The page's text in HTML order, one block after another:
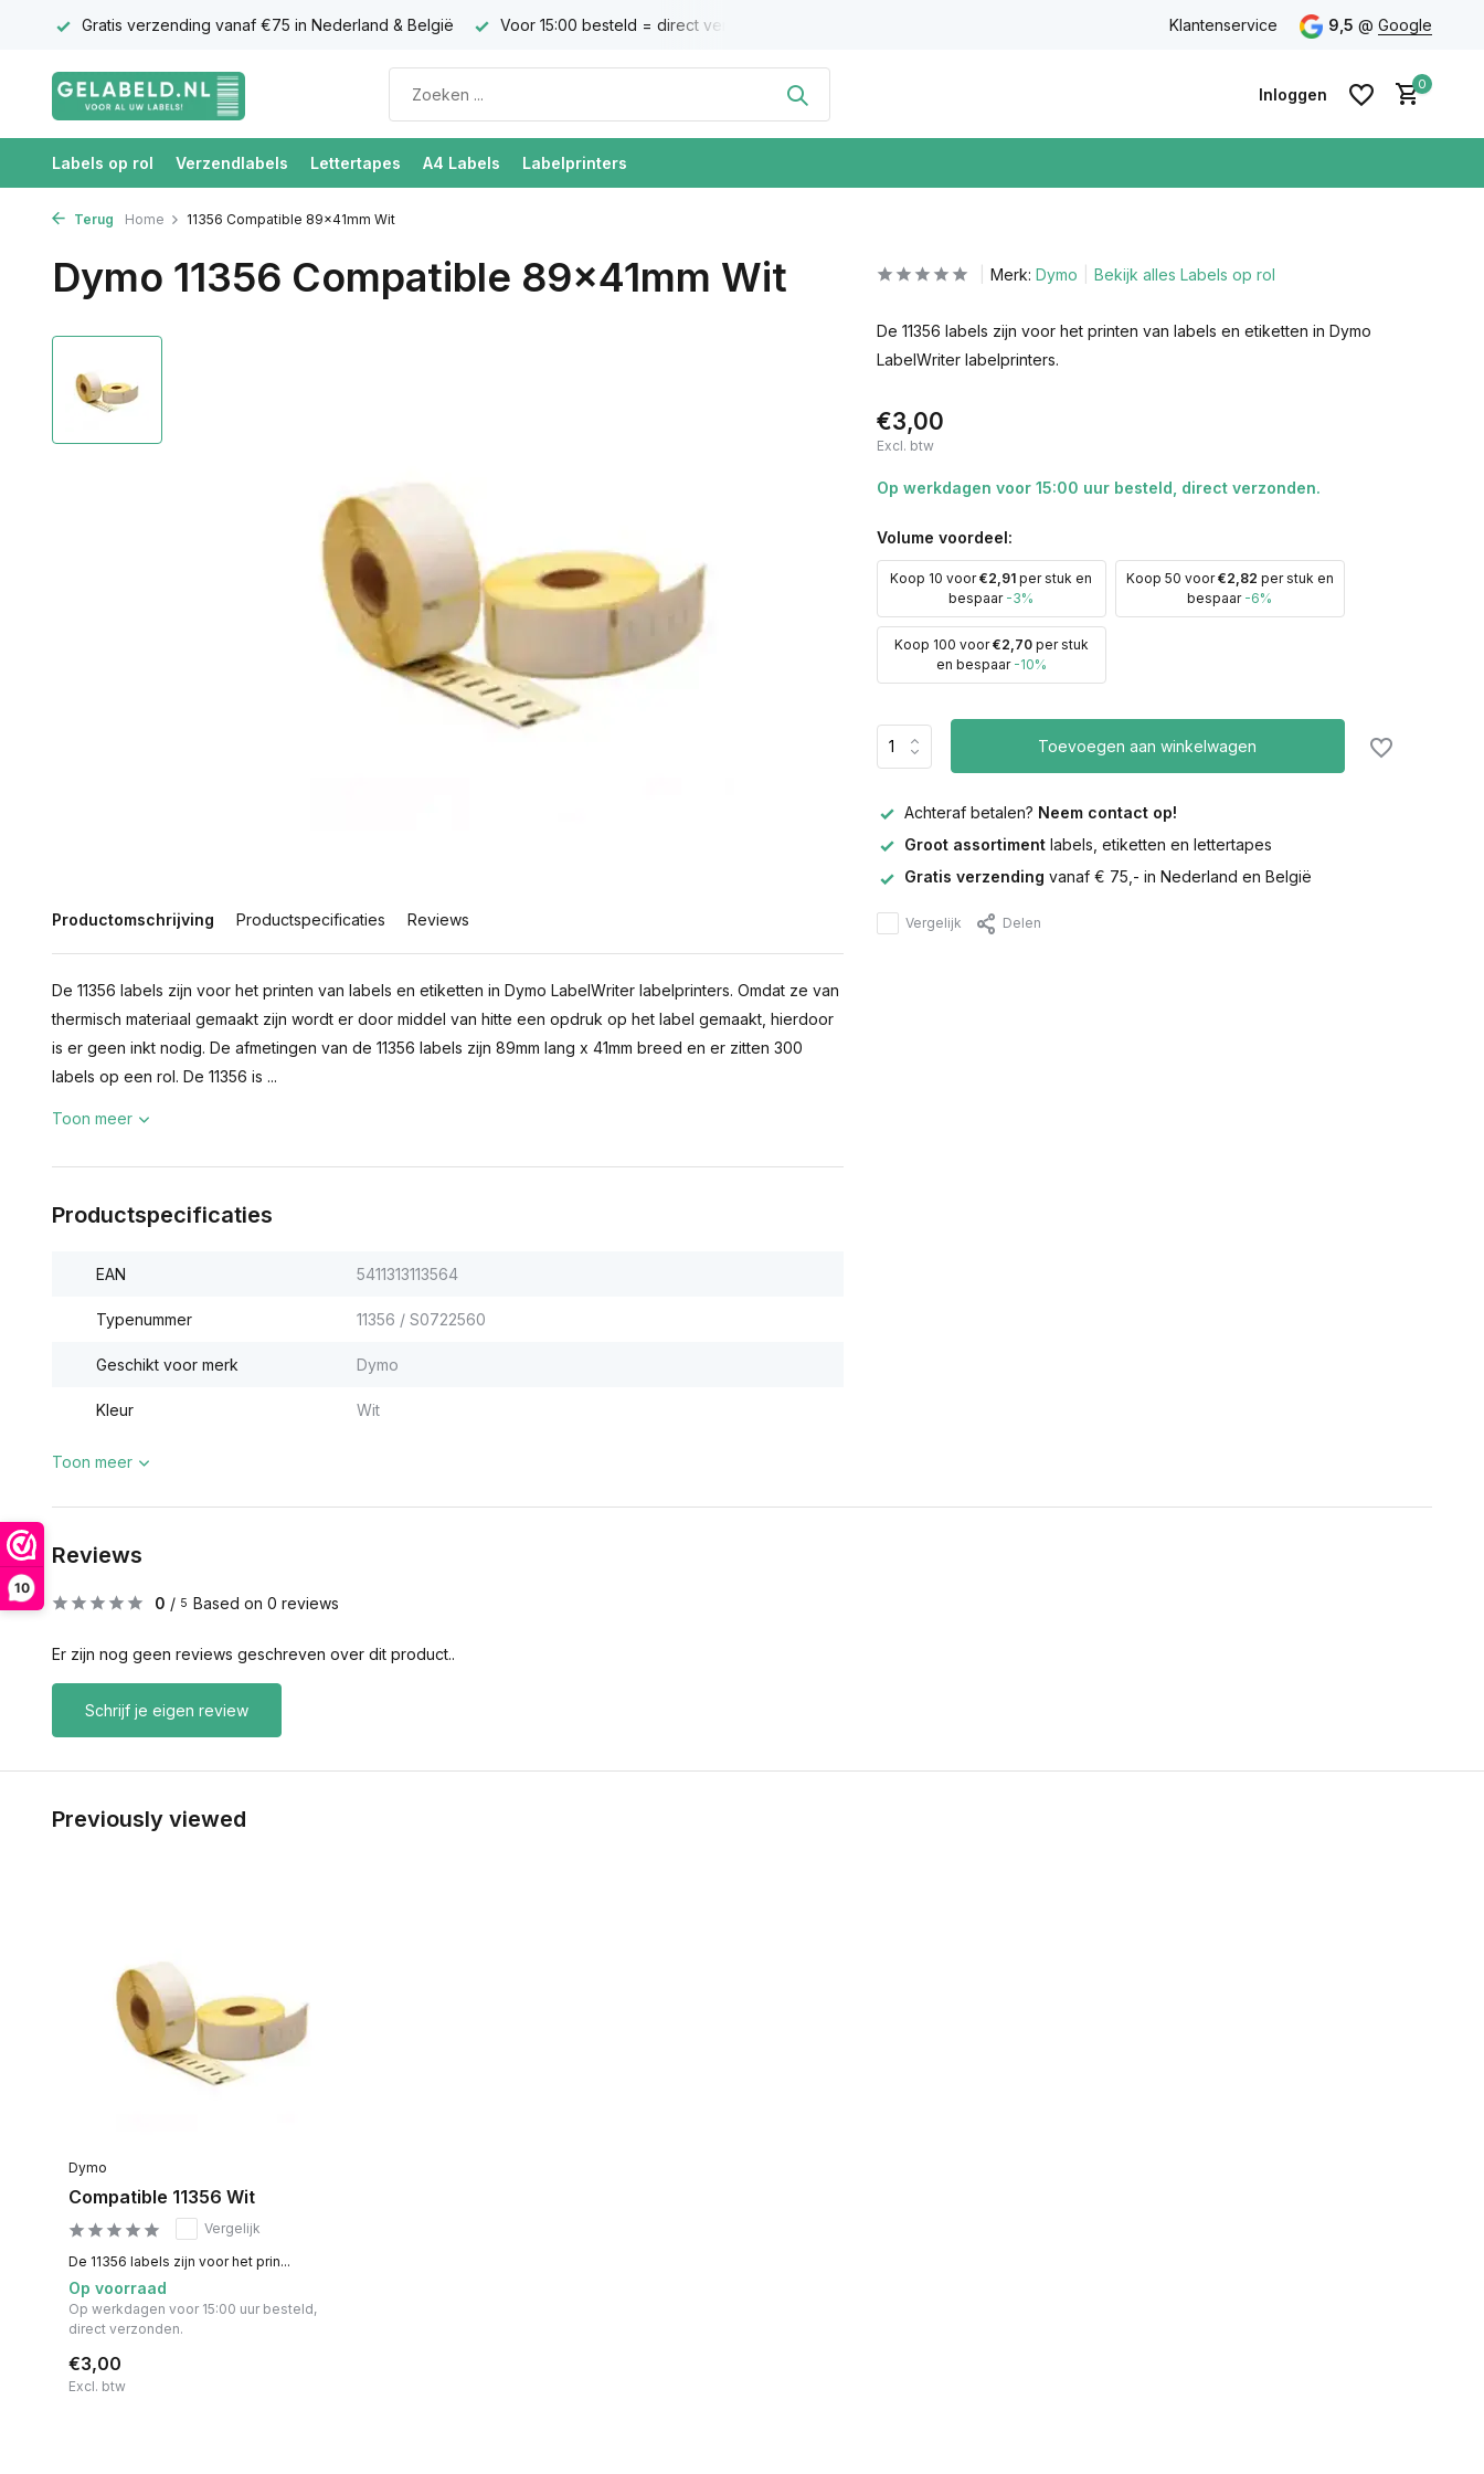
10
Gratis verzending vanaf €75 in Nederland & België Voor 15:00 besteld = direct verzonden Gratis verzending vanaf €75 in Nederland &
Klantenservice 9,5 @ Google
Inloggen
Account
Account
0
Labels op rol Verzendlabels Lettertapes A4 Labels Labelprinters
Terug Home 11356 Compatible 89x41mm Wit
Dymo 11356 Compatible 89x41mm Wit
Productomschrijving Productspecificaties Reviews
De 11356 labels zijn voor het printen van labels en etiketten in Dymo LabelWriter labelprinters. Omdat ze van
thermisch materiaal gemaakt zijn wordt er door middel van hitte een opdruk op het label gemaakt, hierdoor
is er geen inkt nodig. De afmetingen van de 11356 labels zijn 89mm lang x 41mm breed en er zitten 300
labels op een rol. De 11356 is ...
Toon meer
Productspecificaties
EAN 5411313113564
Typenummer 11356 / S0722560
Geschikt voor merk Dymo
Kleur Wit
Toon meer
Merk: Dymo Bekijk alles Labels op rol
De 11356 labels zijn voor het printen van labels en etiketten in Dymo
LabelWriter labelprinters.
€3,00
Excl. btw
Op werkdagen voor 15:00 uur besteld, direct verzonden.
Volume voordeel:
Koop 10 voor€2,91 per stuk en
bespaar -3%
Koop 50 voor€2,82 per stuk en
bespaar -6%
Koop 100 voor€2,70per stuk
en bespaar -10%
Toevoegen aan winkelwagen
Achteraf betalen? Neem contact op!
Groot assortimentlabels, etiketten en lettertapes
Gratis verzending vanaf € 75,- in Nederland en België
Vergelijk Delen
Reviews
0 / 5 Based on 0 reviews
Er zijn nog geen reviews geschreven over dit product..
Schrijf je eigen review
Previously viewed
Dymo
Compatible 11356 Wit
Vergelijk
De 11356 labels zijn voor het prin...
Op voorraad
Op werkdagen voor 15:00 uur besteld,
direct verzonden.
€3,00
Excl. btw